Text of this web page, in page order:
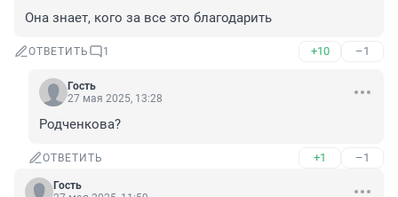
Она знает, кого за все это благодарить
ОТВЕТИТЬ 1 +10 –1
Гость
27 мая 2025, 13:28
Родченкова?
ОТВЕТИТЬ +1 –1
Гость